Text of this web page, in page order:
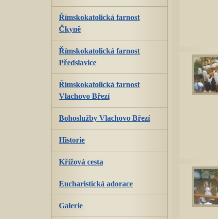
Římskokatolická farnost
Čkyně
Římskokatolická farnost
Předslavice
Římskokatolická farnost
Vlachovo Březí
Bohoslužby Vlachovo Březí
Historie
Křížová cesta
Eucharistická adorace
Galerie